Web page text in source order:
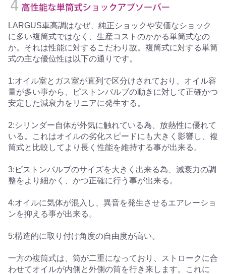
LARGUS車高調はなぜ、純正ショックや安価なショック
に多い複筒式ではなく、生産コストのかかる単筒式なの
か。それは性能に対するこだわり故。複筒式に対する単筒
式の主な優位性は以下の通りです。
1:オイル室とガス室が直列で区分けされており、オイル容
量が多い事から、ピストンバルブの動きに対して正確かつ
安定した減衰力をリニアに発生する。
2:シリンダー自体が外気に触れている為、放熱性に優れて
いる。これはオイルの劣化スピードにも大きく影響し、複
筒式と比較してより長く性能を維持する事が出来る。
3:ピストンバルブのサイズを大きく出来る為、減衰力の調
整をより細かく、かつ正確に行う事が出来る。
4:オイルに気体が混入し、異音を発生させるエアレーショ
ンを抑える事が出来る。
5:構造的に取り付け角度の自由度が高い。
一方の複筒式は、筒が二重になっており、ストロークに合
わせてオイルが内側と外側の筒を行き来します。これに